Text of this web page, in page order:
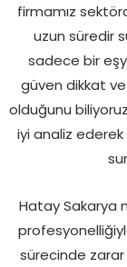
firmamız
uzun süredir
sadece bir
güven dikkat
olduğunu
iyi analiz ederek
Hatay Sakarya
sürecinde